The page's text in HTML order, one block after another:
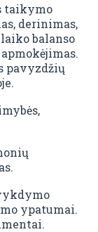
taikymo
derinimas,
balanso
pavyzdžių
ypatumai.